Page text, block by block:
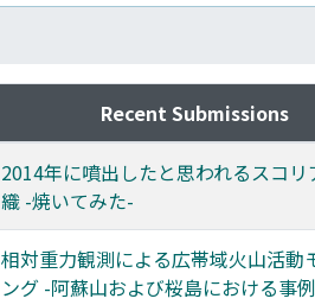
Recent Submissions
2014年に噴出したと思われるスコリ
織 -焼いてみた-
相対重力観測による広帯域火山活動
ング -阿蘇山および桜島における事